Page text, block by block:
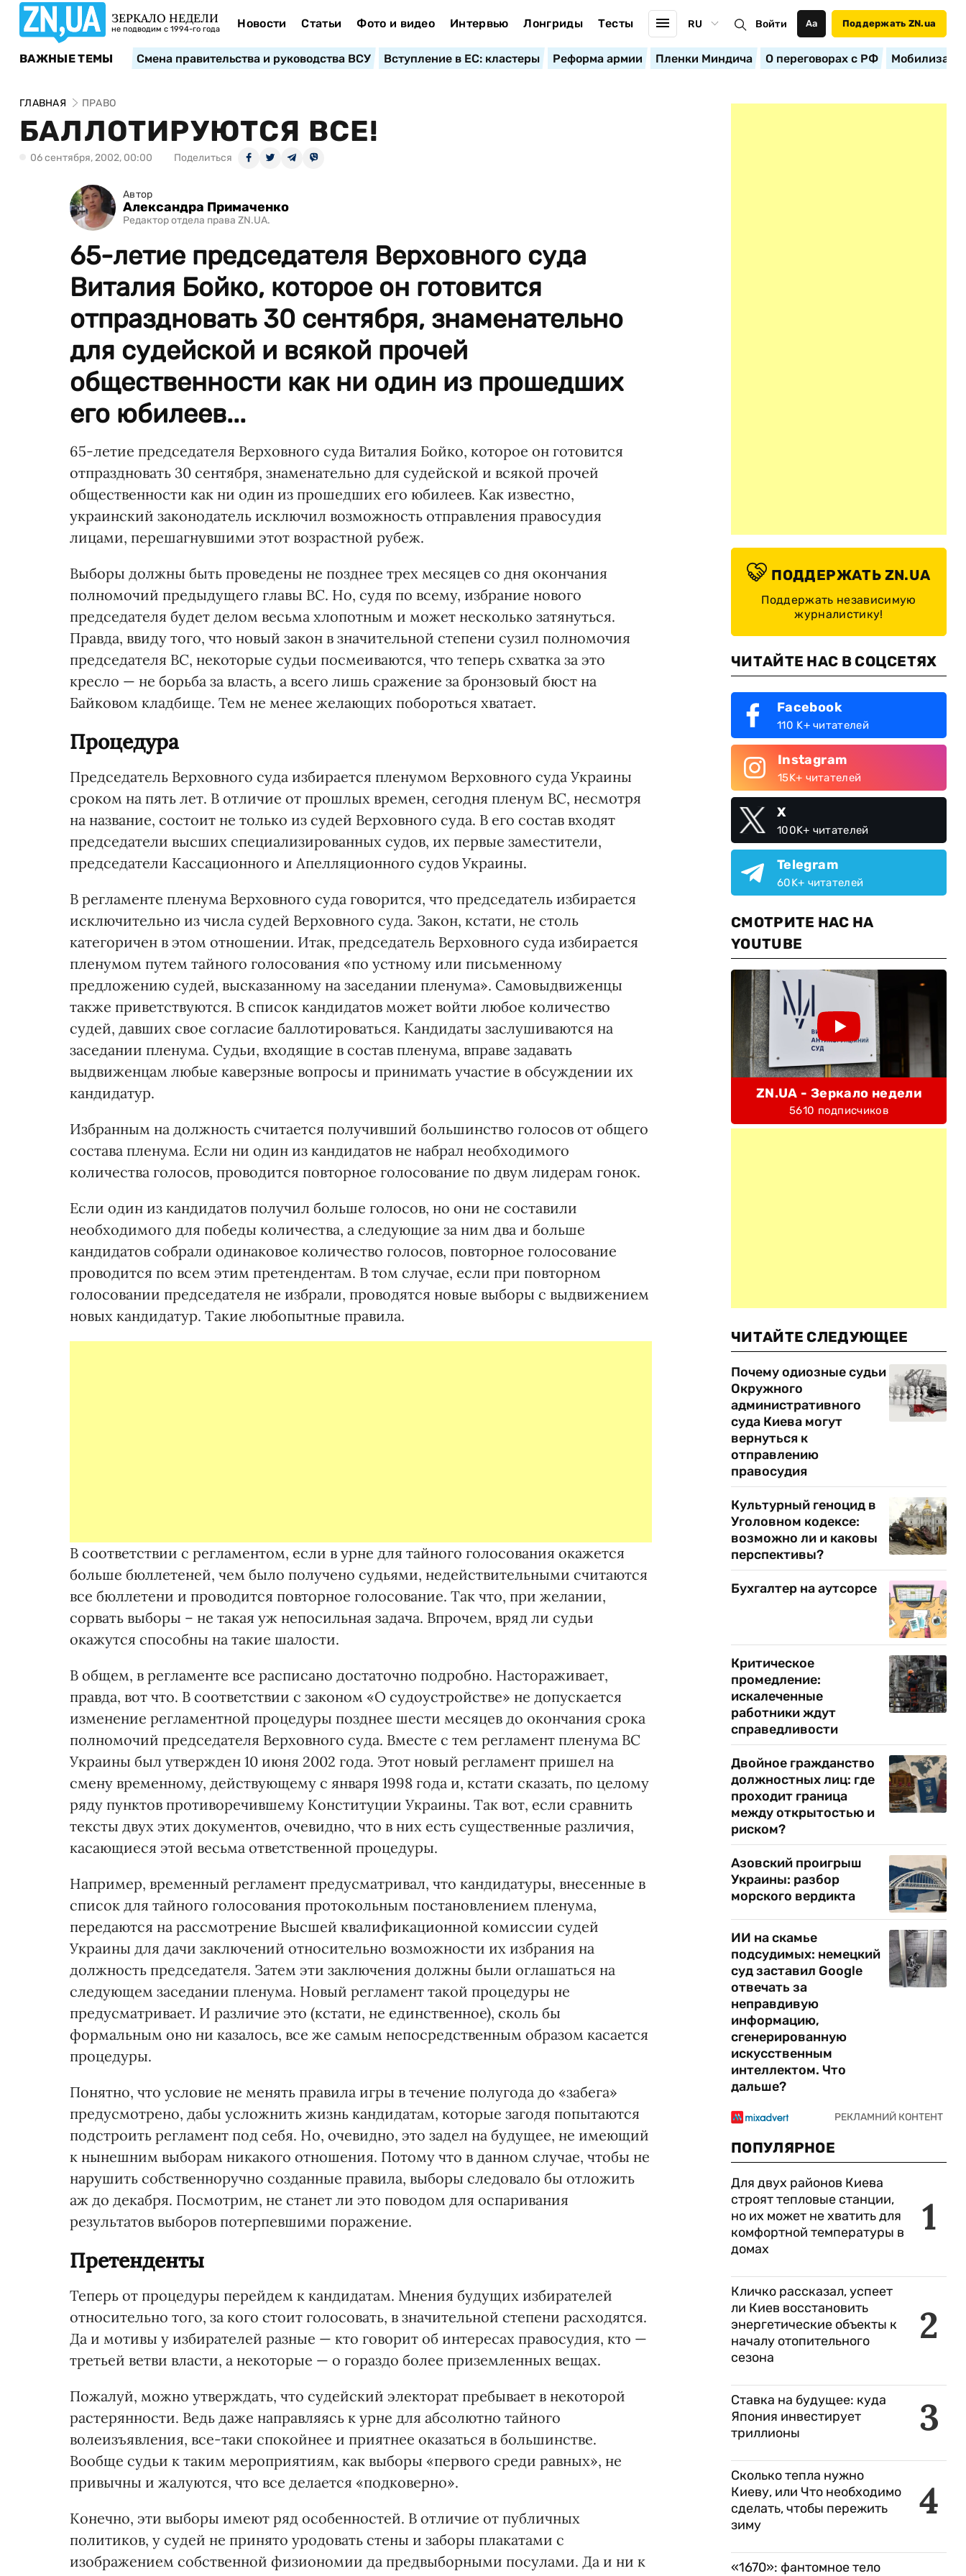
ЗЕРКАЛО НЕДЕЛИ
не подводим с 1994-го года Новости Статьи Фото и видео Интервью Лонгриды Тесты RU Войти Аа Поддержать ZN.ua
ВАЖНЫЕ ТЕМЫ Смена правительства и руководства ВСУ Вступление в ЕС: кластеры Реформа армии Пленки Миндича О переговорах с РФ
ГЛАВНАЯ ПРАВО
БАЛЛОТИРУЮТСЯ ВСЕ!
06 сентября, 2002, 00:00 Поделиться
Автор
Александра Примаченко
Редактор отдела права ZN.UA.
65-летие председателя Верховного суда
Виталия Бойко, которое он готовится
отпраздновать 30 сентября, знаменательно
для судейской и всякой прочей
общественности как ни один из прошедших
его юбилеев...
65-летие председателя Верховного суда Виталия Бойко, которое он готовится
отпраздновать 30 сентября, знаменательно для судейской и всякой прочей
общественности как ни один из прошедших его юбилеев. Как известно,
украинский законодатель исключил возможность отправления правосудия
лицами, перешагнувшими этот возрастной рубеж.
Выборы должны быть проведены не позднее трех месяцев со дня окончания
полномочий предыдущего главы ВС. Но, судя по всему, избрание нового
председателя будет делом весьма хлопотным и может несколько затянуться.
Правда, ввиду того, что новый закон в значительной степени сузил полномочия
председателя ВС, некоторые судьи посмеиваются, что теперь схватка за это
кресло — не борьба за власть, а всего лишь сражение за бронзовый бюст на
Байковом кладбище. Тем не менее желающих побороться хватает.
Процедура
Председатель Верховного суда избирается пленумом Верховного суда Украины
сроком на пять лет. В отличие от прошлых времен, сегодня пленум ВС, несмотря
на название, состоит не только из судей Верховного суда. В его состав входят
председатели высших специализированных судов, их первые заместители,
председатели Кассационного и Апелляционного судов Украины.
В регламенте пленума Верховного суда говорится, что председатель избирается
исключительно из числа судей Верховного суда. Закон, кстати, не столь
категоричен в этом отношении. Итак, председатель Верховного суда избирается
пленумом путем тайного голосования «по устному или письменному
предложению судей, высказанному на заседании пленума». Самовыдвиженцы
также приветствуются. В список кандидатов может войти любое количество
судей, давших свое согласие баллотироваться. Кандидаты заслушиваются на
заседании пленума. Судьи, входящие в состав пленума, вправе задавать
выдвиженцам любые каверзные вопросы и принимать участие в обсуждении их
кандидатур.
Избранным на должность считается получивший большинство голосов от общего
состава пленума. Если ни один из кандидатов не набрал необходимого
количества голосов, проводится повторное голосование по двум лидерам гонок.
Если один из кандидатов получил больше голосов, но они не составили
необходимого для победы количества, а следующие за ним два и больше
кандидатов собрали одинаковое количество голосов, повторное голосование
проводится по всем этим претендентам. В том случае, если при повторном
голосовании председателя не избрали, проводятся новые выборы с выдвижением
новых кандидатур. Такие любопытные правила.
В соответствии с регламентом, если в урне для тайного голосования окажется
больше бюллетеней, чем было получено судьями, недействительными считаются
все бюллетени и проводится повторное голосование. Так что, при желании,
сорвать выборы – не такая уж непосильная задача. Впрочем, вряд ли судьи
окажутся способны на такие шалости.
В общем, в регламенте все расписано достаточно подробно. Настораживает,
правда, вот что. В соответствии с законом «О судоустройстве» не допускается
изменение регламентной процедуры позднее шести месяцев до окончания срока
полномочий председателя Верховного суда. Вместе с тем регламент пленума ВС
Украины был утвержден 10 июня 2002 года. Этот новый регламент пришел на
смену временному, действующему с января 1998 года и, кстати сказать, по целому
ряду пунктов противоречившему Конституции Украины. Так вот, если сравнить
тексты двух этих документов, очевидно, что в них есть существенные различия,
касающиеся этой весьма ответственной процедуры.
Например, временный регламент предусматривал, что кандидатуры, внесенные в
список для тайного голосования протокольным постановлением пленума,
передаются на рассмотрение Высшей квалификационной комиссии судей
Украины для дачи заключений относительно возможности их избрания на
должность председателя. Затем эти заключения должны были оглашаться на
следующем заседании пленума. Новый регламент такой процедуры не
предусматривает. И различие это (кстати, не единственное), сколь бы
формальным оно ни казалось, все же самым непосредственным образом касается
процедуры.
Понятно, что условие не менять правила игры в течение полугода до «забега»
предусмотрено, дабы усложнить жизнь кандидатам, которые загодя попытаются
подстроить регламент под себя. Но, очевидно, это задел на будущее, не имеющий
к нынешним выборам никакого отношения. Потому что в данном случае, чтобы не
нарушить собственноручно созданные правила, выборы следовало бы отложить
аж до декабря. Посмотрим, не станет ли это поводом для оспаривания
результатов выборов потерпевшими поражение.
Претенденты
Теперь от процедуры перейдем к кандидатам. Мнения будущих избирателей
относительно того, за кого стоит голосовать, в значительной степени расходятся.
Да и мотивы у избирателей разные — кто говорит об интересах правосудия, кто —
третьей ветви власти, а некоторые — о гораздо более приземленных вещах.
Пожалуй, можно утверждать, что судейский электорат пребывает в некоторой
растерянности. Ведь даже направляясь к урне для абсолютно тайного
волеизъявления, все-таки спокойнее и приятнее оказаться в большинстве.
Вообще судьи к таким мероприятиям, как выборы «первого среди равных», не
привычны и жалуются, что все делается «подковерно».
Конечно, эти выборы имеют ряд особенностей. В отличие от публичных
политиков, у судей не принято уродовать стены и заборы плакатами с
изображением собственной физиономии да предвыборными посулами. Да и ни к
ПОДДЕРЖАТЬ ZN.UA
Поддержать независимую
журналистику!
ЧИТАЙТЕ НАС В СОЦСЕТЯХ
Facebook
110 K+ читателей
Instagram
15K+ читателей
X
100K+ читателей
Telegram
60K+ читателей
СМОТРИТЕ НАС НА
YOUTUBE
ZN.UA - Зеркало недели
5610 подписчиков
ЧИТАЙТЕ СЛЕДУЮЩЕЕ
Почему одиозные судьи
Окружного
административного
суда Киева могут
вернуться к
отправлению
правосудия
Культурный геноцид в
Уголовном кодексе:
возможно ли и каковы
перспективы?
Бухгалтер на аутсорсе
Критическое
промедление:
искалеченные
работники ждут
справедливости
Двойное гражданство
должностных лиц: где
проходит граница
между открытостью и
риском?
Азовский проигрыш
Украины: разбор
морского вердикта
ИИ на скамье
подсудимых: немецкий
суд заставил Google
отвечать за
неправдивую
информацию,
сгенерированную
искусственным
интеллектом. Что
дальше?
ПОПУЛЯРНОЕ
1
Для двух районов Киева
строят тепловые станции,
но их может не хватить для
комфортной температуры в
домах
2
Кличко рассказал, успеет
ли Киев восстановить
энергетические объекты к
началу отопительного
сезона
3
Ставка на будущее: куда
Япония инвестирует
триллионы
4
Сколько тепла нужно
Киеву, или Что необходимо
сделать, чтобы пережить
зиму
«1670»: фантомное тело